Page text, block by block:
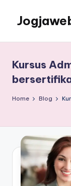
Kursus
Home Blog